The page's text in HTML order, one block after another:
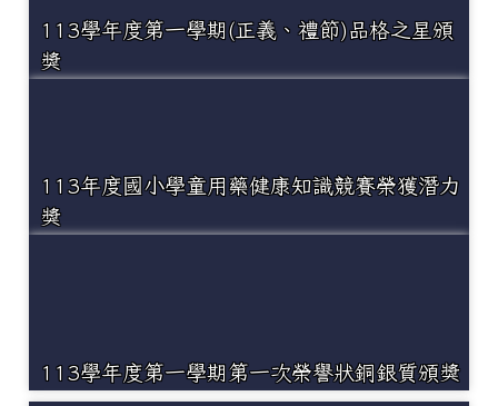
113學年度第一學期(正義、禮節)品格之星頒
獎
113年度國小學童用藥健康知識競賽榮獲潛力
獎
113學年度第一學期第一次榮譽狀銅銀質頒獎